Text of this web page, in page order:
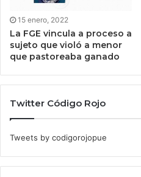
15 enero, 2022
La FGE vincula a proceso a
sujeto que violó a menor
que pastoreaba ganado
Twitter Código Rojo
Tweets by codigorojopue